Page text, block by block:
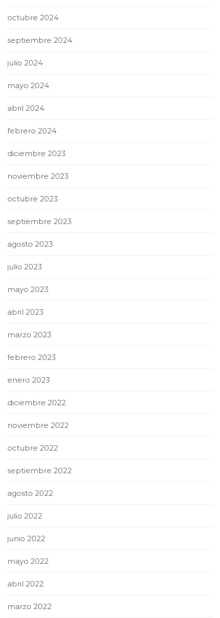
octubre 2024
septiembre 2024
julio 2024
mayo 2024
abril 2024
febrero 2024
diciembre 2023
noviembre 2023
octubre 2023
septiembre 2023
agosto 2023
julio 2023
mayo 2023
abril 2023
marzo 2023
febrero 2023
enero 2023
diciembre 2022
noviembre 2022
octubre 2022
septiembre 2022
agosto 2022
julio 2022
junio 2022
mayo 2022
abril 2022
marzo 2022